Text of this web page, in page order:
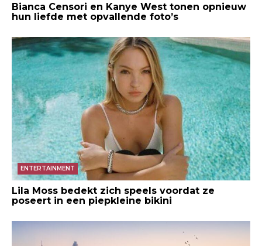
Bianca Censori en Kanye West tonen opnieuw
hun liefde met opvallende foto’s
ENTERTAINMENT
Lila Moss bedekt zich speels voordat ze
poseert in een piepkleine bikini